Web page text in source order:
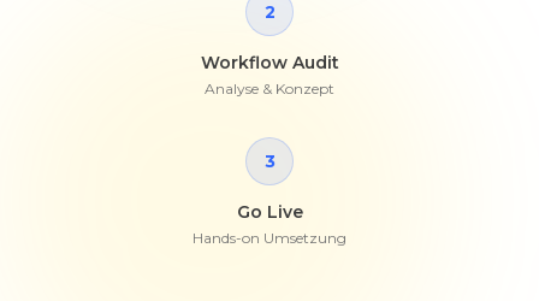
2
Workflow Audit
Analyse & Konzept
3
Go Live
Hands-on Umsetzung